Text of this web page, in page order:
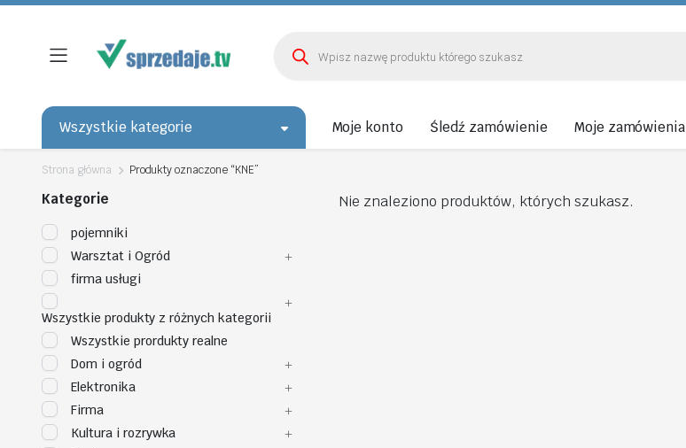
produktów
Wszystkie kategorie Moje konto Śledź zamówienie Moje zamówienia
Strona główna Produkty oznaczone “KNE”
Nie znaleziono produktów, których szukasz.
Kategorie
pojemniki
Warsztat i Ogród
firma usługi
Wszystkie produkty z różnych kategorii
Wszystkie prordukty realne
Dom i ogród
Elektronika
Firma
Kultura i rozrywka